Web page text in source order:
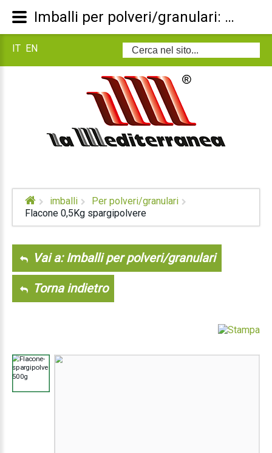
Cerca...
IT EN
imballi
Per polveri/granulari
Flacone 0,5Kg spargipolvere
Vai a: Imballi per polveri/granulari
Torna indietro
Imballi per polveri/granulari: Flacone 0,5Kg spargipolvere